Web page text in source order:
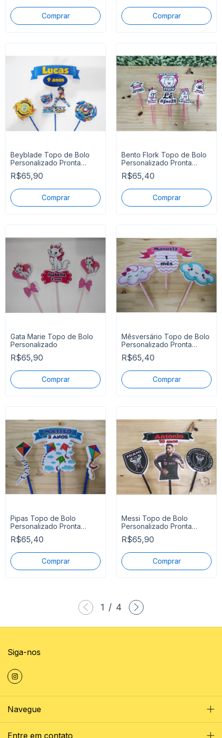
Beyblade Topo de Bolo
Personalizado Pronta
Entrega
R$65,90
Bento Flork Topo de Bolo
Personalizado Pronta
Entrega
R$65,40
Gata Marie Topo de Bolo
Personalizado
R$65,90
Mêsversário Topo de Bolo
Personalizado Pronta
Entrega
R$65,40
Pipas Topo de Bolo
Personalizado Pronta
Entrega
R$65,40
Messi Topo de Bolo
Personalizado Pronta
Entrega
R$65,90
1 / 4
Siga-nos
Navegue
Entre em contato